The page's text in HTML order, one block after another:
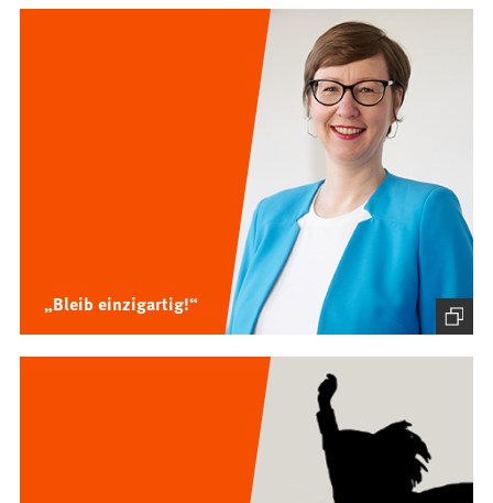
„Bleib einzigartig!“